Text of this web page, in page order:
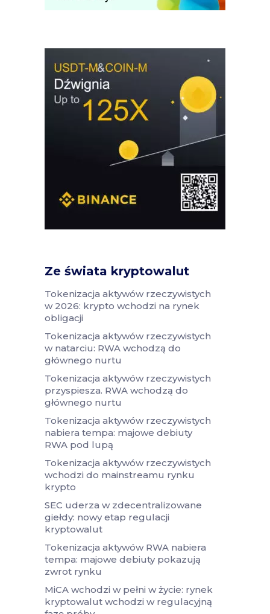
Ze świata kryptowalut
Tokenizacja aktywów rzeczywistych
w 2026: krypto wchodzi na rynek
obligacji
Tokenizacja aktywów rzeczywistych
w natarciu: RWA wchodzą do
głównego nurtu
Tokenizacja aktywów rzeczywistych
przyspiesza. RWA wchodzą do
głównego nurtu
Tokenizacja aktywów rzeczywistych
nabiera tempa: majowe debiuty
RWA pod lupą
Tokenizacja aktywów rzeczywistych
wchodzi do mainstreamu rynku
krypto
SEC uderza w zdecentralizowane
giełdy: nowy etap regulacji
kryptowalut
Tokenizacja aktywów RWA nabiera
tempa: majowe debiuty pokazują
zwrot rynku
MiCA wchodzi w pełni w życie: rynek
kryptowalut wchodzi w regulacyjną